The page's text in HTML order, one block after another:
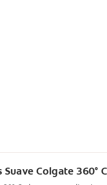
Colgate 360°